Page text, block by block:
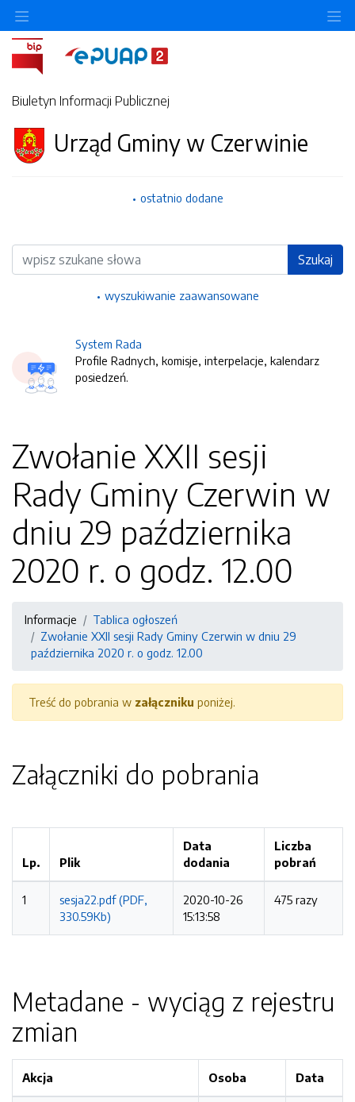
Biuletyn Informacji Publicznej
Urząd Gminy w Czerwinie
ostatnio dodane
Wyszukiwarka Szukaj
wyszukiwanie zaawansowane
System Rada
Profile Radnych, komisje, interpelacje, kalendarz
posiedzeń.
Zwołanie XXII sesji
Rady Gminy Czerwin w
dniu 29 października
2020 r. o godz. 12.00
Informacje
Tablica ogłoszeń
Zwołanie XXII sesji Rady Gminy Czerwin w dniu 29
października 2020 r. o godz. 12.00
Treść do pobrania w załączniku poniżej.
Załączniki do pobrania
Lp. Plik
Data
dodania
Liczba
pobrań
1
sesja22.pdf (PDF,
330.59Kb)
2020-10-26
15:13:58
475 razy
Metadane - wyciąg z rejestru
zmian
Akcja Osoba Data